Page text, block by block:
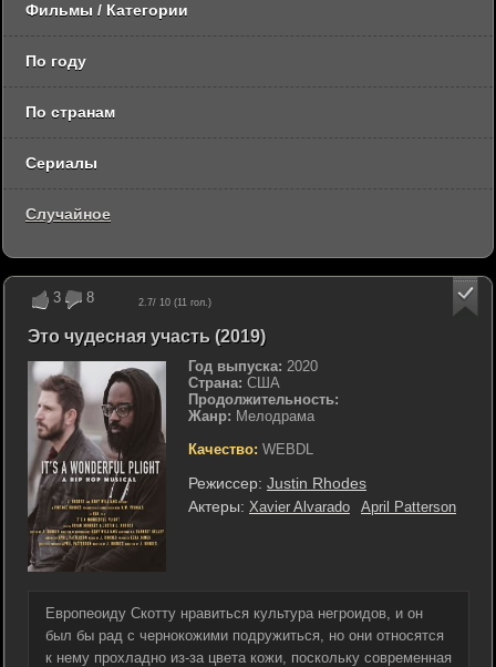
3 8 2.7/ 10 (11 гол.)
Это чудесная участь (2019)
Год выпуска: 2020
Страна: США
Продолжительность:
Жанр: Мелодрама
Качество: WEBDL
Режиссер: Justin Rhodes
Актеры: Xavier Alvarado April Patterson
Европеоиду Скотту нравиться культура негроидов, и он
был бы рад с чернокожими подружиться, но они относятся
к нему прохладно из-за цвета кожи, поскольку современная
Фильмы / Категории
По году
По странам
Сериалы
Случайное